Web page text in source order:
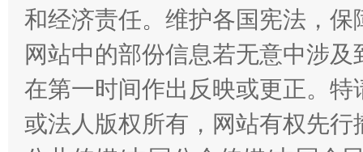
和经济责任。维护各国宪法，
网站中的部份信息若无意中涉
在第一时间作出反映或更正。
或法人版权所有，网站有权先